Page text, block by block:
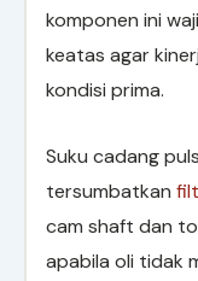
komponen ini
keatas agar
kondisi prima.
Suku cadang
tersumbatkan
cam shaft dan
apabila oli tidak